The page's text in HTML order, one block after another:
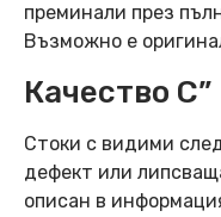
преминали през
Възможно е
Качество C”
Стоки с видими
дефект или
описан в